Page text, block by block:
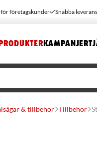
för företagskunder Snabba
PRODUKTER KAMPANJER
& tillbehör Tillbehör